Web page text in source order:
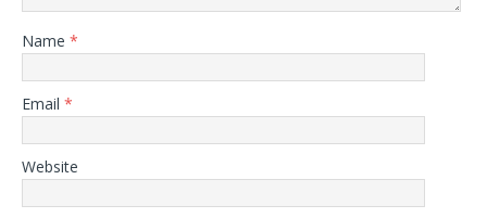
Name *
Email *
Website